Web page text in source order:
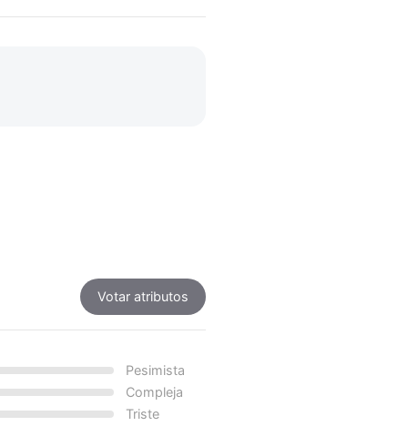
Votar atributos
Pesimista
Compleja
Triste